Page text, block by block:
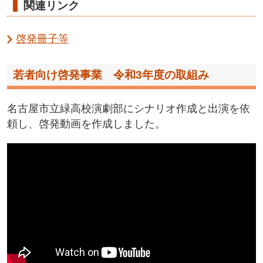
関連リンク
啓発冊子等
若者向け啓発事業 令和3年度の取組み
名古屋市立緑高校演劇部にシナリオ作成と出演を依
頼し、啓発動画を作成しました。